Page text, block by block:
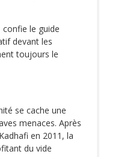
confie le guide
devant les
toujours le
se cache une
menaces. Après
en 2011, la
du vide